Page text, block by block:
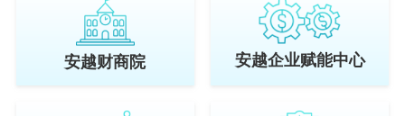
安越财商院 安越企业赋能中心